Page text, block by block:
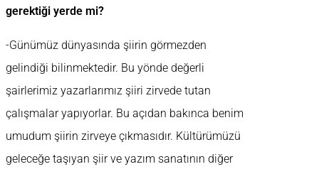
gerektiği yerde mi?
-Günümüz dünyasında şiirin görmezden
gelindiği bilinmektedir. Bu yönde değerli
şairlerimiz yazarlarımız şiiri zirvede tutan
çalışmalar yapıyorlar. Bu açıdan bakınca benim
umudum şiirin zirveye çıkmasıdır. Kültürümüzü
geleceğe taşıyan şiir ve yazım sanatının diğer